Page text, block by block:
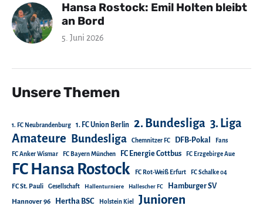
Hansa Rostock: Emil Holten bleibt
an Bord
5. Juni 2026
Unsere Themen
1. FC Neubrandenburg 1. FC Union Berlin 2. Bundesliga 3. Liga
Amateure Bundesliga Chemnitzer FC DFB-Pokal Fans
FC Anker Wismar FC Bayern München FC Energie Cottbus FC Erzgebirge Aue
FC Hansa Rostock FC Rot-Weiß Erfurt FC Schalke 04
FC St. Pauli Gesellschaft Hallenturniere Hallescher FC Hamburger SV
Hannover 96 Hertha BSC Holstein Kiel Junioren